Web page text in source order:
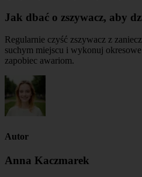
Jak dbać o zszywacz, aby
Regularnie czyść zszywacz z
suchym miejscu i wykonuj
zapobiec awariom.
Autor
Anna Kaczmarek